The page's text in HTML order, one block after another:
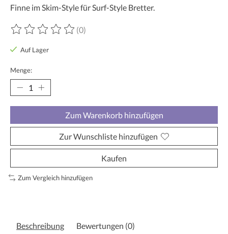
Finne im Skim-Style für Surf-Style Bretter.
Die Bewertung dieses Produkts ist
(0)
Auf Lager
Menge:
Zum Warenkorb hinzufügen
Zur Wunschliste hinzufügen
Kaufen
Zum Vergleich hinzufügen
Beschreibung Bewertungen (0)